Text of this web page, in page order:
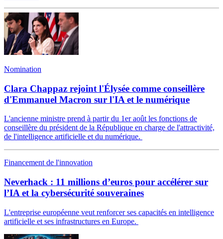
Nomination
Clara Chappaz rejoint l'Élysée comme conseillère
d'Emmanuel Macron sur l'IA et le numérique
L'ancienne ministre prend à partir du 1er août les fonctions de
conseillère du président de la République en charge de l'attractivité,
de l'intelligence artificielle et du numérique.
Financement de l'innovation
Neverhack : 11 millions d’euros pour accélérer sur
l’IA et la cybersécurité souveraines
L'entreprise européenne veut renforcer ses capacités en intelligence
artificielle et ses infrastructures en Europe.